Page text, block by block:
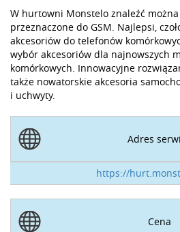
W hurtowni Monstelo znaleźć
przeznaczone do GSM. Najlepsi,
akcesoriów do telefonów
wybór akcesoriów dla najnowszych
komórkowych. Innowacyjne
także nowatorskie akcesoria
i uchwyty.
Adres
https://
Cena